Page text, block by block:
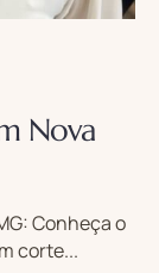
Nova
Conheça o
corte...